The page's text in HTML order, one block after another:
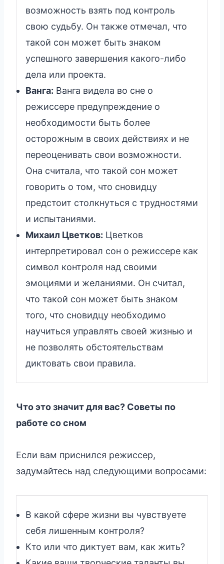
возможность взять под контроль
свою судьбу. Он также отмечал, что
такой сон может быть знаком
успешного завершения какого-либо
дела или проекта.
Ванга: Ванга видела во сне о
режиссере предупреждение о
необходимости быть более
осторожным в своих действиях и не
переоценивать свои возможности.
Она считала, что такой сон может
говорить о том, что сновидцу
предстоит столкнуться с трудностями
и испытаниями.
Михаил Цветков: Цветков
интерпретировал сон о режиссере как
символ контроля над своими
эмоциями и желаниями. Он считал,
что такой сон может быть знаком
того, что сновидцу необходимо
научиться управлять своей жизнью и
не позволять обстоятельствам
диктовать свои правила.
Что это значит для вас? Советы по
работе со сном
Если вам приснился режиссер,
задумайтесь над следующими вопросами:
В какой сфере жизни вы чувствуете
себя лишенным контроля?
Кто или что диктует вам, как жить?